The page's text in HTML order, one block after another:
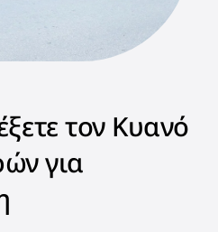
τον Κυανό
για